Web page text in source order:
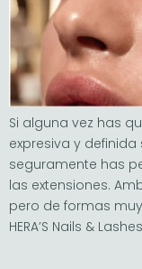
Si alguna vez has
expresiva y
seguramente has
las extensiones.
pero de formas
HERA’S Nails &